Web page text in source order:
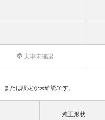
実車未確認
たは設定が未確認です。
純正形状